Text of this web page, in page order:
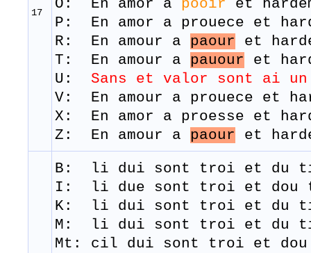
17
O: En amor a pooir et
P: En amor a prouece et
R: En amour a paour et h
T: En amour a pauour et
U: Sans et valor sont ai un
V: En amour a prouece et
​X: En amor a proesse et
Z: En amour a paour et
B: li dui sont troi et du
I: li due sont troi et dou
K: li dui sont troi et du
M:
li dui sont troi et du
Mt: cil dui sont troi et